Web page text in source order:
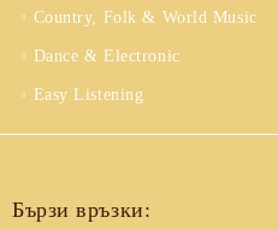
Country, Folk & World Music
Dance & Electronic
Easy Listening
Бързи връзки: